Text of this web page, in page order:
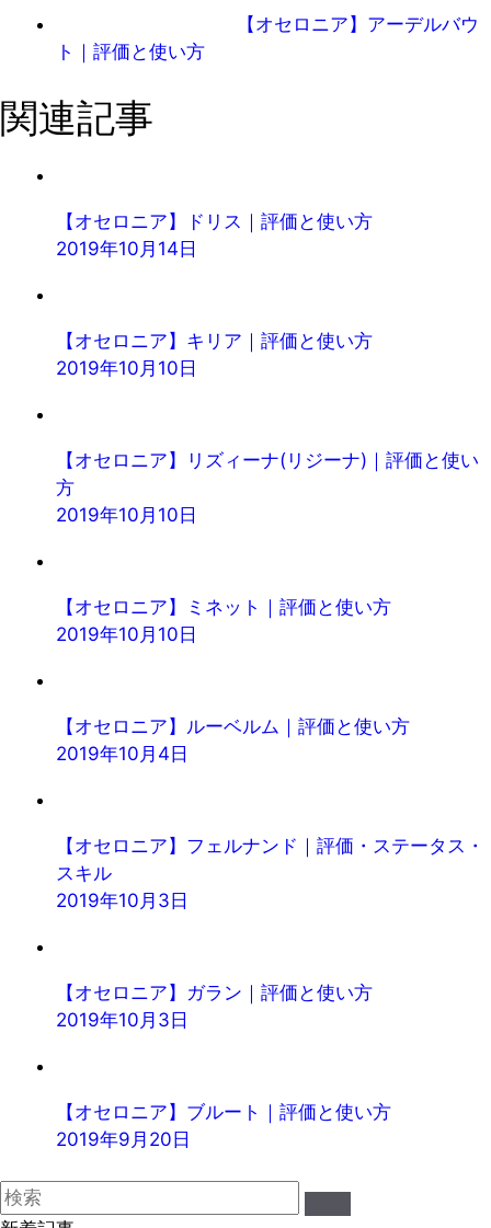
【オセロニア】アーデルバウ
ト｜評価と使い方
関連記事
【オセロニア】ドリス｜評価と使い方
2019年10月14日
【オセロニア】キリア｜評価と使い方
2019年10月10日
【オセロニア】リズィーナ(リジーナ)｜評価と使い
方
2019年10月10日
【オセロニア】ミネット｜評価と使い方
2019年10月10日
【オセロニア】ルーベルム｜評価と使い方
2019年10月4日
【オセロニア】フェルナンド｜評価・ステータス・
スキル
2019年10月3日
【オセロニア】ガラン｜評価と使い方
2019年10月3日
【オセロニア】ブルート｜評価と使い方
2019年9月20日